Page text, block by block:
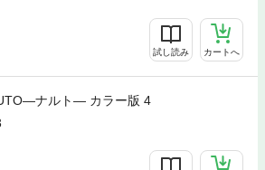
試し読み カートへ
ナルト― カラー版 4